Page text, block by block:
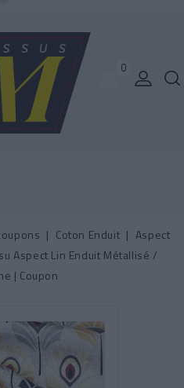
0
Coton Enduit
Aspect
Aspect Lin Enduit Métallisé /
| Coupon